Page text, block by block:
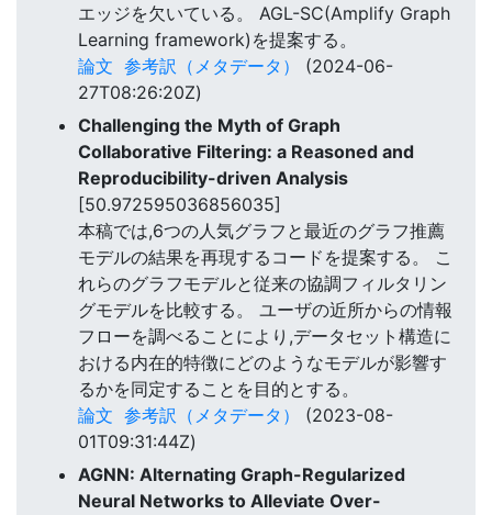
エッジを欠いている。 AGL-SC(Amplify Graph
Learning framework)を提案する。
論文 参考訳（メタデータ）
(2024-06-
27T08:26:20Z)
Challenging the Myth of Graph
Collaborative Filtering: a Reasoned and
Reproducibility-driven Analysis
[50.972595036856035]
本稿では,6つの人気グラフと最近のグラフ推薦
モデルの結果を再現するコードを提案する。 こ
れらのグラフモデルと従来の協調フィルタリン
グモデルを比較する。 ユーザの近所からの情報
フローを調べることにより,データセット構造に
おける内在的特徴にどのようなモデルが影響す
るかを同定することを目的とする。
論文 参考訳（メタデータ）
(2023-08-
01T09:31:44Z)
AGNN: Alternating Graph-Regularized
Neural Networks to Alleviate Over-